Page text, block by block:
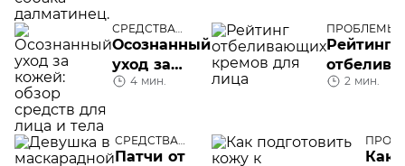
СРЕДСТВА
УХОДА
Осознанный
уход за
кожей:
лица и тела
4 мин.
ПРОБЛЕМЫ
ЛИЦА
Рейтинг
кремов
2 мин.
СРЕДСТВА
УХОДА
Патчи от
Как